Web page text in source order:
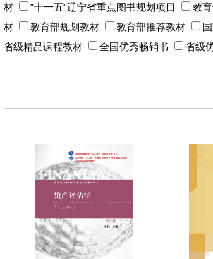
材
"十一五"辽宁省重点图书规划项目
教
材
教育部规划教材 教育部推荐教材
省级精品课程教材
全国优秀畅销书 省级